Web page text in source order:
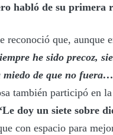
habló de su primera
reconoció que, aunque
he sido precoz,
de que no fuera…
también participó en
doy un siete sobre
con espacio para